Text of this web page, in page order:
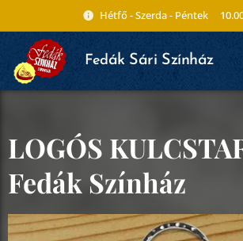
Hétfő - Szerda - Péntek
Fedák Sári Színház
LOGÓS
Fedák Színház